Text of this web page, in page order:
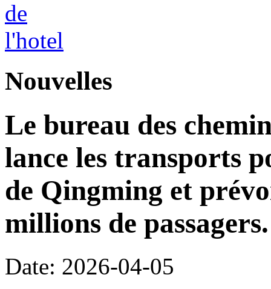
Nouvelles
Le bureau des
lance les transports
de Qingming et
millions de passagers.
Date: 2026-04-05